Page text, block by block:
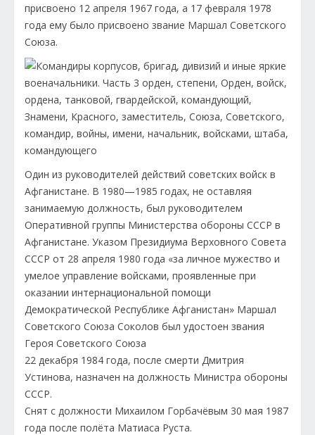
присвоено 12 апреля 1967 года, а 17 февраля 1978
года ему было присвоено звание Маршал Советского
Союза.
Один из руководителей действий советских войск в
Афганистане. В 1980—1985 годах, не оставляя
занимаемую должность, был руководителем
Оперативной группы Министерства обороны СССР в
Афганистане. Указом Президиума Верховного Совета
СССР от 28 апреля 1980 года «за личное мужество и
умелое управление войсками, проявленные при
оказании интернациональной помощи
Демократической Республике Афганистан» Маршал
Советского Союза Соколов был удостоен звания
Героя Советского Союза
22 декабря 1984 года, после смерти Дмитрия
Устинова, назначен на должность Министра обороны
СССР.
Снят с должности Михаилом Горбачёвым 30 мая 1987
года после полёта Матиаса Руста.